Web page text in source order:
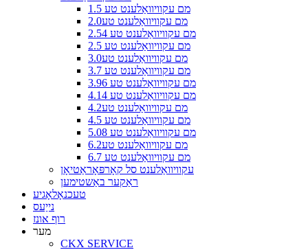
1.5 מם עקוויוואַלענט טע
2.0מם עקוויוואַלענט טע
2.54 מם עקוויוואַלענט טע
2.5 מם עקוויוואַלענט טע
3.0מם עקוויוואַלענט טע
3.7 מם עקוויוואַלענט טע
3.96 מם עקוויוואַלענט טע
4.14 מם עקוויוואַלענט טע
4.2מם עקוויוואַלענט טע
4.5 מם עקוויוואַלענט טע
5.08 מם עקוויוואַלענט טע
6.2מם עקוויוואַלענט טע
6.7 מם עקוויוואַלענט טע
עקוויוואַלענט סל קאָרפּאָראַטיאָן
ראַקער באַשטימען
טעכנאָלאָגיע
נייַעס
רוף אונז
מער
CKX SERVICE